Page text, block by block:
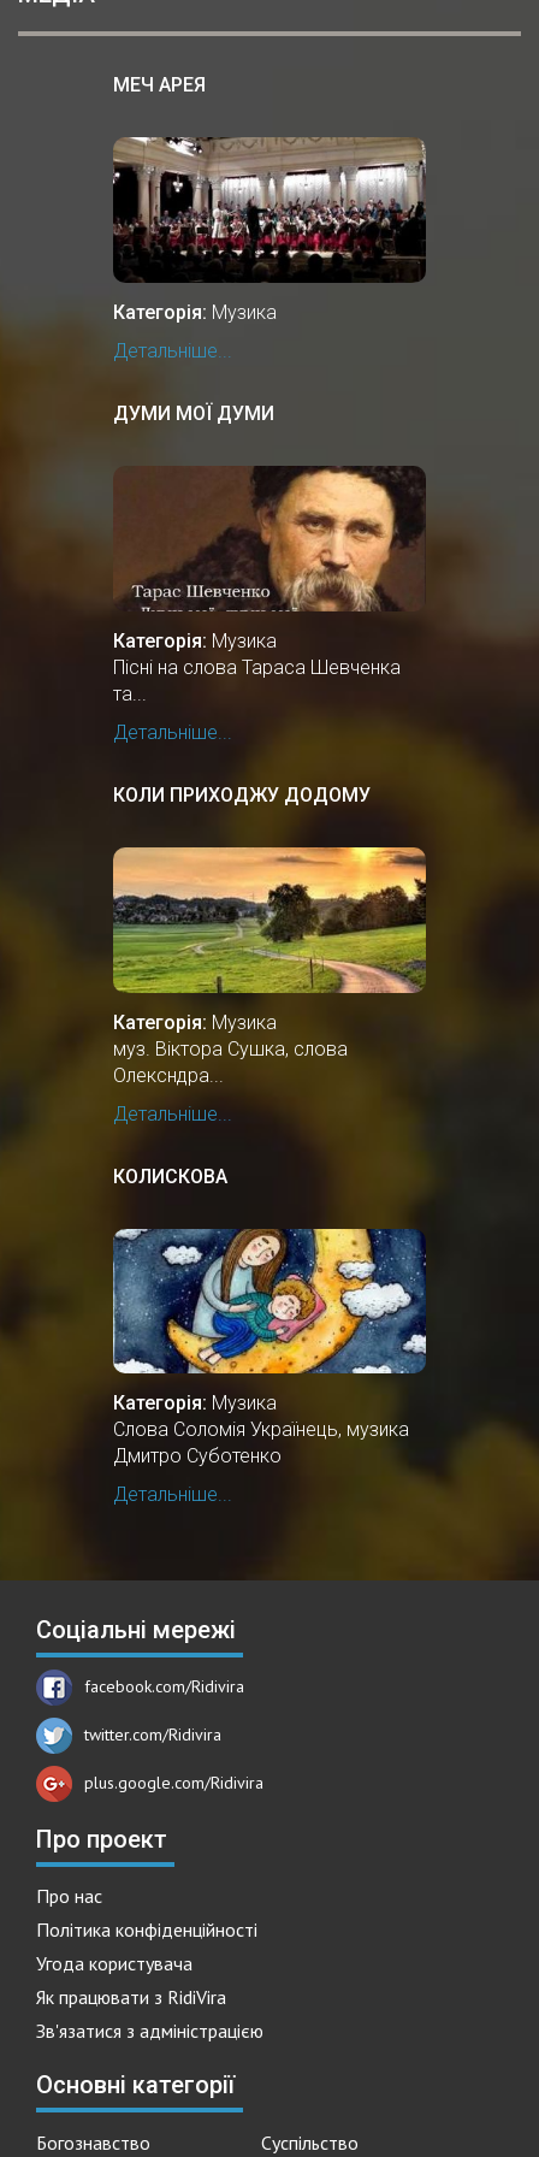
МЕЧ АРЕЯ
Категорія: Музика
Детальніше...
ДУМИ МОЇ ДУМИ
Категорія: Музика
Пісні на слова Тараса Шевченка
та...
Детальніше...
КОЛИ ПРИХОДЖУ ДОДОМУ
Категорія: Музика
муз. Віктора Сушка, слова
Олексндра...
Детальніше...
КОЛИСКОВА
Категорія: Музика
Cлова Соломія Українець, музика
Дмитро Суботенко
Детальніше...
Соціальні мережі
facebook.com/Ridivira
twitter.com/Ridivira
plus.google.com/Ridivira
Про проект
Про нас
Політика конфіденційності
Угода користувача
Як працювати з RidiVira
Зв'язатися з адміністрацією
Основні категорії
Богознавство Суспільство